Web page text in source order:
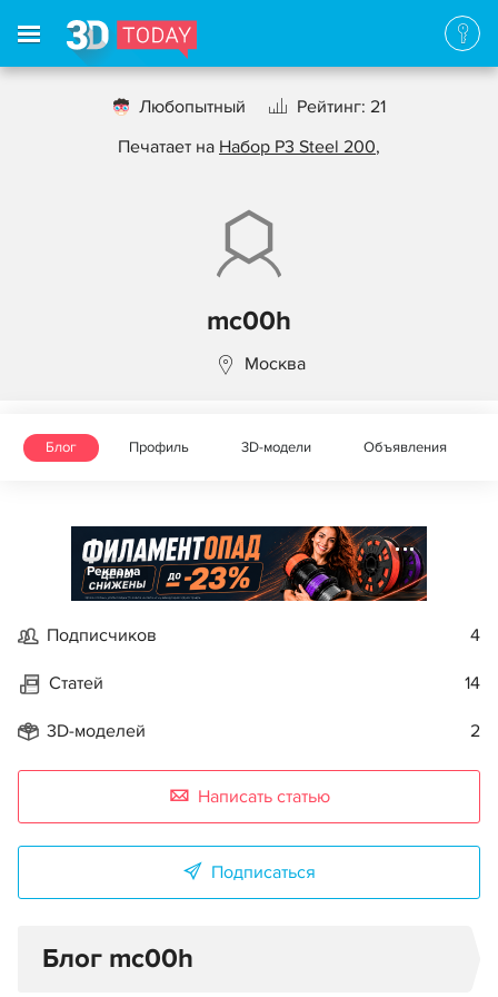
Любопытный
Рейтинг: 21
Печатает на Набор P3 Steel 200,
mc00h
Москва
Блог Профиль 3D-модели Объявления
Реклама
Подписчиков 4
Статей 14
3D-моделей 2
Написать статью
Подписаться
Блог mc00h